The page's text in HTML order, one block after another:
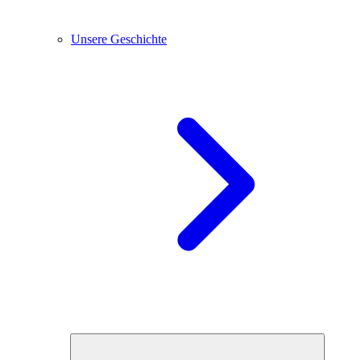
Unsere Geschichte